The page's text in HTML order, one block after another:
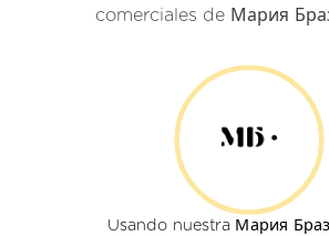
comerciales de Мария
Usando nuestra Мария